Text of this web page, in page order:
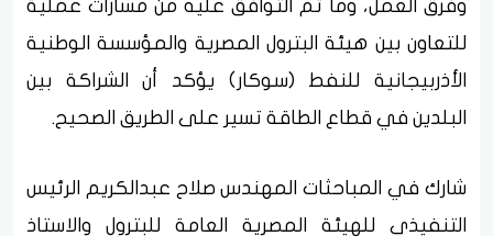
وفرق العمل، وما تم التوافق عليه من مسارات عملية
للتعاون بين هيئة البترول المصرية والمؤسسة الوطنية
الأذربيجانية للنفط (سوكار) يؤكد أن الشراكة بين
البلدين في قطاع الطاقة تسير على الطريق الصحيح.
شارك في المباحثات المهندس صلاح عبدالكريم الرئيس
التنفيذي للهيئة المصرية العامة للبترول والاستاذ